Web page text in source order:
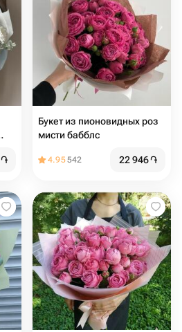
֏
Букет из пионовидных роз
мисти бабблс
4.95542 22 946֏